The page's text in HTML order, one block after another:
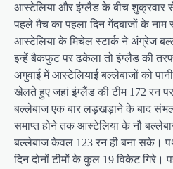
आस्टेलिया और इंग्लैड के बीच शुक्रवार
पहले मैच का पहला दिन गेंदबाजों के नाम
आस्टेलिया के मिचेल स्टार्क ने अंग्रेज
इन्हेंं बैकफुट पर ढकेला तो इंग्लैड की
अगुवाई में आस्टेलियाई बल्लेबाजों को
खेलते हुए जहां इंग्लैंड की टीम 172 रन
बल्लेबाज एक बार लड़खड़ाने के बाद
समाप्त होने तक आस्टेलिया के नौ
बल्लेबाज केवल 123 रन ही बना सके।
दिन दोनों टीमों के कुल 19 विकेट गिरे।